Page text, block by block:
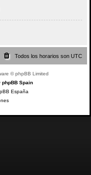
Todos los horarios son UTC
© phpBB Limited
phpBB Spain
España